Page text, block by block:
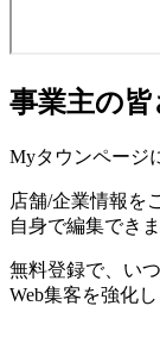
事業主の皆
Myタウンページ
店舗/企業情報を
自身で編集でき
無料登録で、い
Web集客を強化し